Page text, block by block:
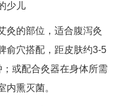
少儿
灸的部位，适合腹泻灸
俞穴搭配，距皮肤约3-5
或配合灸器在身体所需
内熏灭菌。